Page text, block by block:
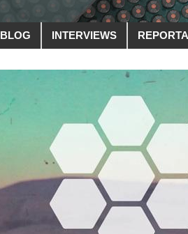
BLOG INTERVIEWS